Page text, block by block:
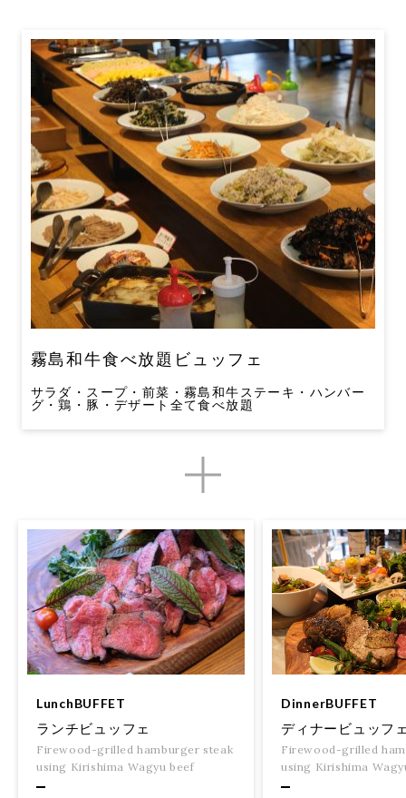
霧島和牛食べ放題ビュッフェ
サラダ・スープ・前菜・霧島和牛ステーキ・ハンバー
グ・鶏・豚・デザート全て食べ放題
LunchBUFFET
ランチビュッフェ
Firewood-grilled hamburger steak
using Kirishima Wagyu beef
DinnerBUFFET
ディナービュッフ
Firewood-grilled
using Kirishima